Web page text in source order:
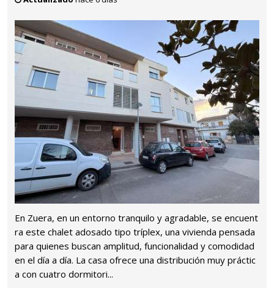
En Zuera, en un entorno tranquilo y agradable, se encuent
ra este chalet adosado tipo tríplex, una vivienda pensada
para quienes buscan amplitud, funcionalidad y comodidad
en el día a día. La casa ofrece una distribución muy práctic
a con cuatro dormitori...